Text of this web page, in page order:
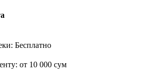
Бесплатно
от 10 000 сум